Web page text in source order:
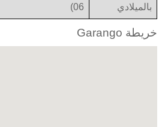
بالميلادي
06)
خريطة Garango